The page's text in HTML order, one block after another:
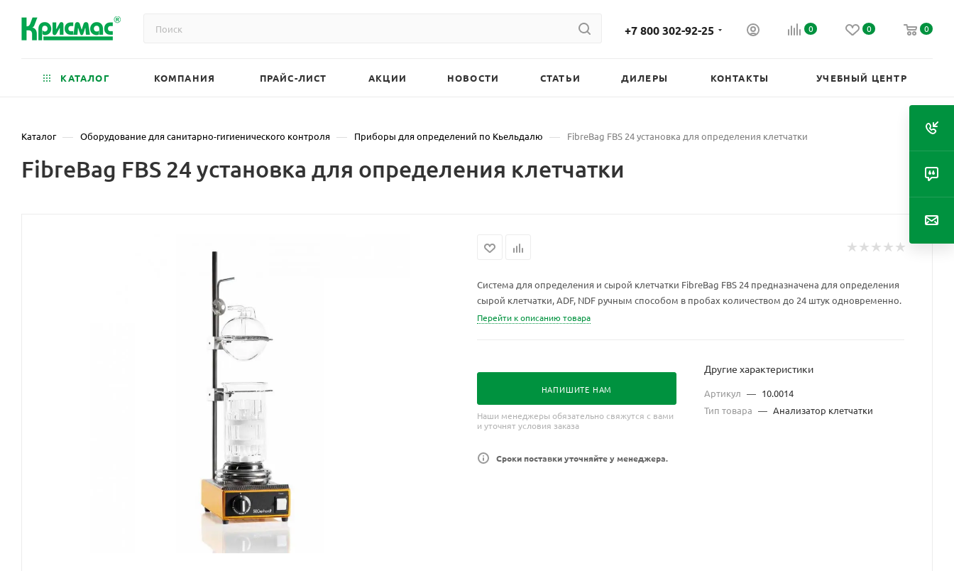
+7 800 302-92-25 0 0 0
КАТАЛОГ КОМПАНИЯ ПРАЙС-ЛИСТ АКЦИИ НОВОСТИ СТАТЬИ ДИЛЕРЫ КОНТАКТЫ УЧЕБНЫЙ ЦЕНТР
Каталог — Оборудование для санитарно-гигиенического контроля — Приборы для определений по Кьельдалю — FibreBag FBS 24 установка для определения клетчатки
FibreBag FBS 24 установка для определения клетчатки
Система для определения и сырой клетчатки FibreBag FBS 24 предназначена для определения
сырой клетчатки, ADF, NDF ручным способом в пробах количеством до 24 штук одновременно.
Перейти к описанию товара
НАПИШИТЕ НАМ
Наши менеджеры обязательно свяжутся с вами
и уточнят условия заказа
Сроки поставки уточняйте у менеджера.
Другие характеристики
Артикул — 10.0014
Тип товара — Анализатор клетчатки